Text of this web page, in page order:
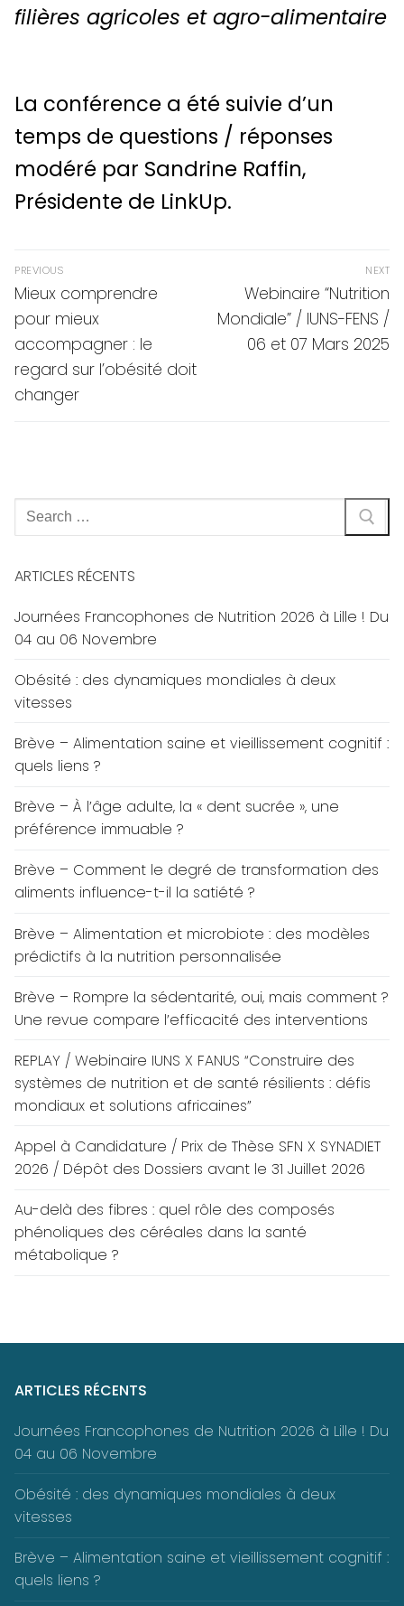
filières agricoles et agro-alimentaire
La conférence a été suivie d’un
temps de questions / réponses
modéré par Sandrine Raffin,
Présidente de LinkUp.
Navigation
de
l’article
PREVIOUS
Previous
post:
Mieux comprendre
pour mieux
accompagner : le
regard sur l’obésité doit
changer
NEXT
Next
post:
Webinaire “Nutrition
Mondiale” / IUNS-FENS /
06 et 07 Mars 2025
Rechercher
:
ARTICLES RÉCENTS
Journées Francophones de Nutrition 2026 à Lille ! Du
04 au 06 Novembre
Obésité : des dynamiques mondiales à deux
vitesses
Brève – Alimentation saine et vieillissement cognitif :
quels liens ?
Brève – À l’âge adulte, la « dent sucrée », une
préférence immuable ?
Brève – Comment le degré de transformation des
aliments influence-t-il la satiété ?
Brève – Alimentation et microbiote : des modèles
prédictifs à la nutrition personnalisée
Brève – Rompre la sédentarité, oui, mais comment ?
Une revue compare l’efficacité des interventions
REPLAY / Webinaire IUNS X FANUS “Construire des
systèmes de nutrition et de santé résilients : défis
mondiaux et solutions africaines”
Appel à Candidature / Prix de Thèse SFN X SYNADIET
2026 / Dépôt des Dossiers avant le 31 Juillet 2026
Au-delà des fibres : quel rôle des composés
phénoliques des céréales dans la santé
métabolique ?
ARTICLES RÉCENTS
Journées Francophones de Nutrition 2026 à Lille ! Du
04 au 06 Novembre
Obésité : des dynamiques mondiales à deux
vitesses
Brève – Alimentation saine et vieillissement cognitif :
quels liens ?